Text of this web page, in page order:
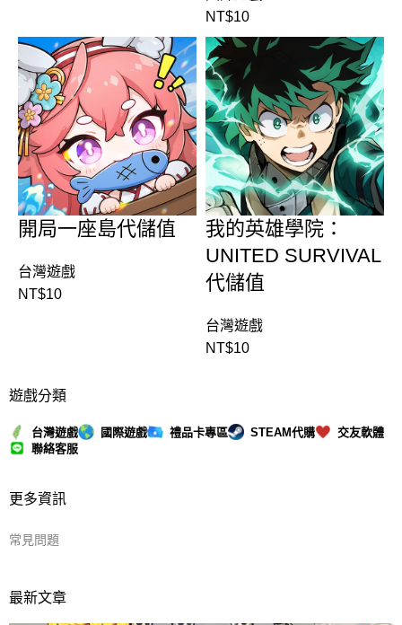
NT$10
開局一座島代儲值
台灣遊戲
NT$10
我的英雄學院：
UNITED SURVIVAL
代儲值
台灣遊戲
NT$10
遊戲分類
台灣遊戲 國際遊戲 禮品卡專區 STEAM代購
交友軟體
聯絡客服
更多資訊
常見問題
最新文章